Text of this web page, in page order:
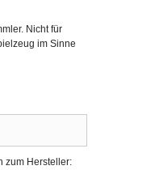
Nicht für
im Sinne
zum Hersteller: